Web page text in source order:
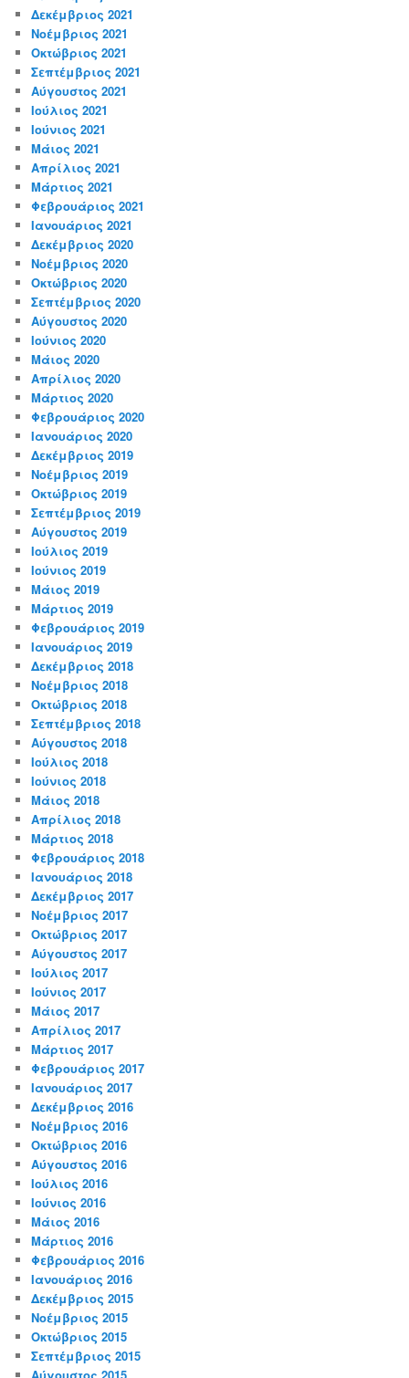
Δεκέμβριος 2021
Νοέμβριος 2021
Οκτώβριος 2021
Σεπτέμβριος 2021
Αύγουστος 2021
Ιούλιος 2021
Ιούνιος 2021
Μάιος 2021
Απρίλιος 2021
Μάρτιος 2021
Φεβρουάριος 2021
Ιανουάριος 2021
Δεκέμβριος 2020
Νοέμβριος 2020
Οκτώβριος 2020
Σεπτέμβριος 2020
Αύγουστος 2020
Ιούνιος 2020
Μάιος 2020
Απρίλιος 2020
Μάρτιος 2020
Φεβρουάριος 2020
Ιανουάριος 2020
Δεκέμβριος 2019
Νοέμβριος 2019
Οκτώβριος 2019
Σεπτέμβριος 2019
Αύγουστος 2019
Ιούλιος 2019
Ιούνιος 2019
Μάιος 2019
Μάρτιος 2019
Φεβρουάριος 2019
Ιανουάριος 2019
Δεκέμβριος 2018
Νοέμβριος 2018
Οκτώβριος 2018
Σεπτέμβριος 2018
Αύγουστος 2018
Ιούλιος 2018
Ιούνιος 2018
Μάιος 2018
Απρίλιος 2018
Μάρτιος 2018
Φεβρουάριος 2018
Ιανουάριος 2018
Δεκέμβριος 2017
Νοέμβριος 2017
Οκτώβριος 2017
Αύγουστος 2017
Ιούλιος 2017
Ιούνιος 2017
Μάιος 2017
Απρίλιος 2017
Μάρτιος 2017
Φεβρουάριος 2017
Ιανουάριος 2017
Δεκέμβριος 2016
Νοέμβριος 2016
Οκτώβριος 2016
Αύγουστος 2016
Ιούλιος 2016
Ιούνιος 2016
Μάιος 2016
Μάρτιος 2016
Φεβρουάριος 2016
Ιανουάριος 2016
Δεκέμβριος 2015
Νοέμβριος 2015
Οκτώβριος 2015
Σεπτέμβριος 2015